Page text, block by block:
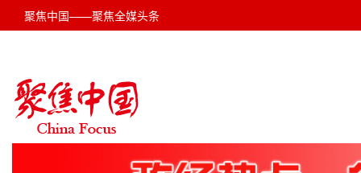
聚焦中国——聚焦全媒头条